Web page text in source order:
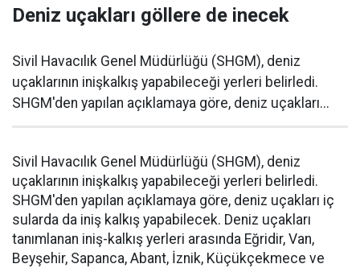
Deniz uçakları göllere de inecek
Sivil Havacılık Genel Müdürlüğü (SHGM), deniz
uçaklarının inişkalkış yapabileceği yerleri belirledi.
SHGM'den yapılan açıklamaya göre, deniz uçakları...
Sivil Havacılık Genel Müdürlüğü (SHGM), deniz
uçaklarının inişkalkış yapabileceği yerleri belirledi.
SHGM'den yapılan açıklamaya göre, deniz uçakları iç
sularda da iniş kalkış yapabilecek. Deniz uçakları
tanımlanan iniş-kalkış yerleri arasında Eğridir, Van,
Beyşehir, Sapanca, Abant, İznik, Küçükçekmece ve